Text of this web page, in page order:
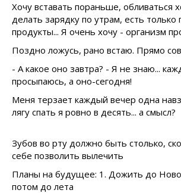
Хочу вставать пораньше, обливаться
делать зарядку по утрам, есть только
продукты... Я очень хочу - организм
Поздно ложусь, рано встаю. Прямо
- А какое оно завтра? - Я не знаю...
просыпаюсь, а оно-сегодня!
Меня терзает каждый вечер одна
лягу спать я ровно в десять... а смысл?
Зубов во рту должно быть столько,
себе позволить вылечить
Планы на будущее: 1. Дожить до
потом до лета